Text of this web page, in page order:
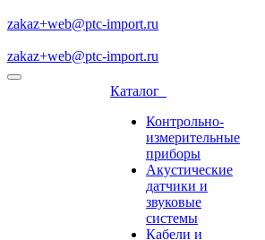
zakaz+web@ptc-import.ru
zakaz+web@ptc-import.ru
Каталог
Контрольно-
измерительные
приборы
Акустические
датчики и
звуковые
системы
Кабели и